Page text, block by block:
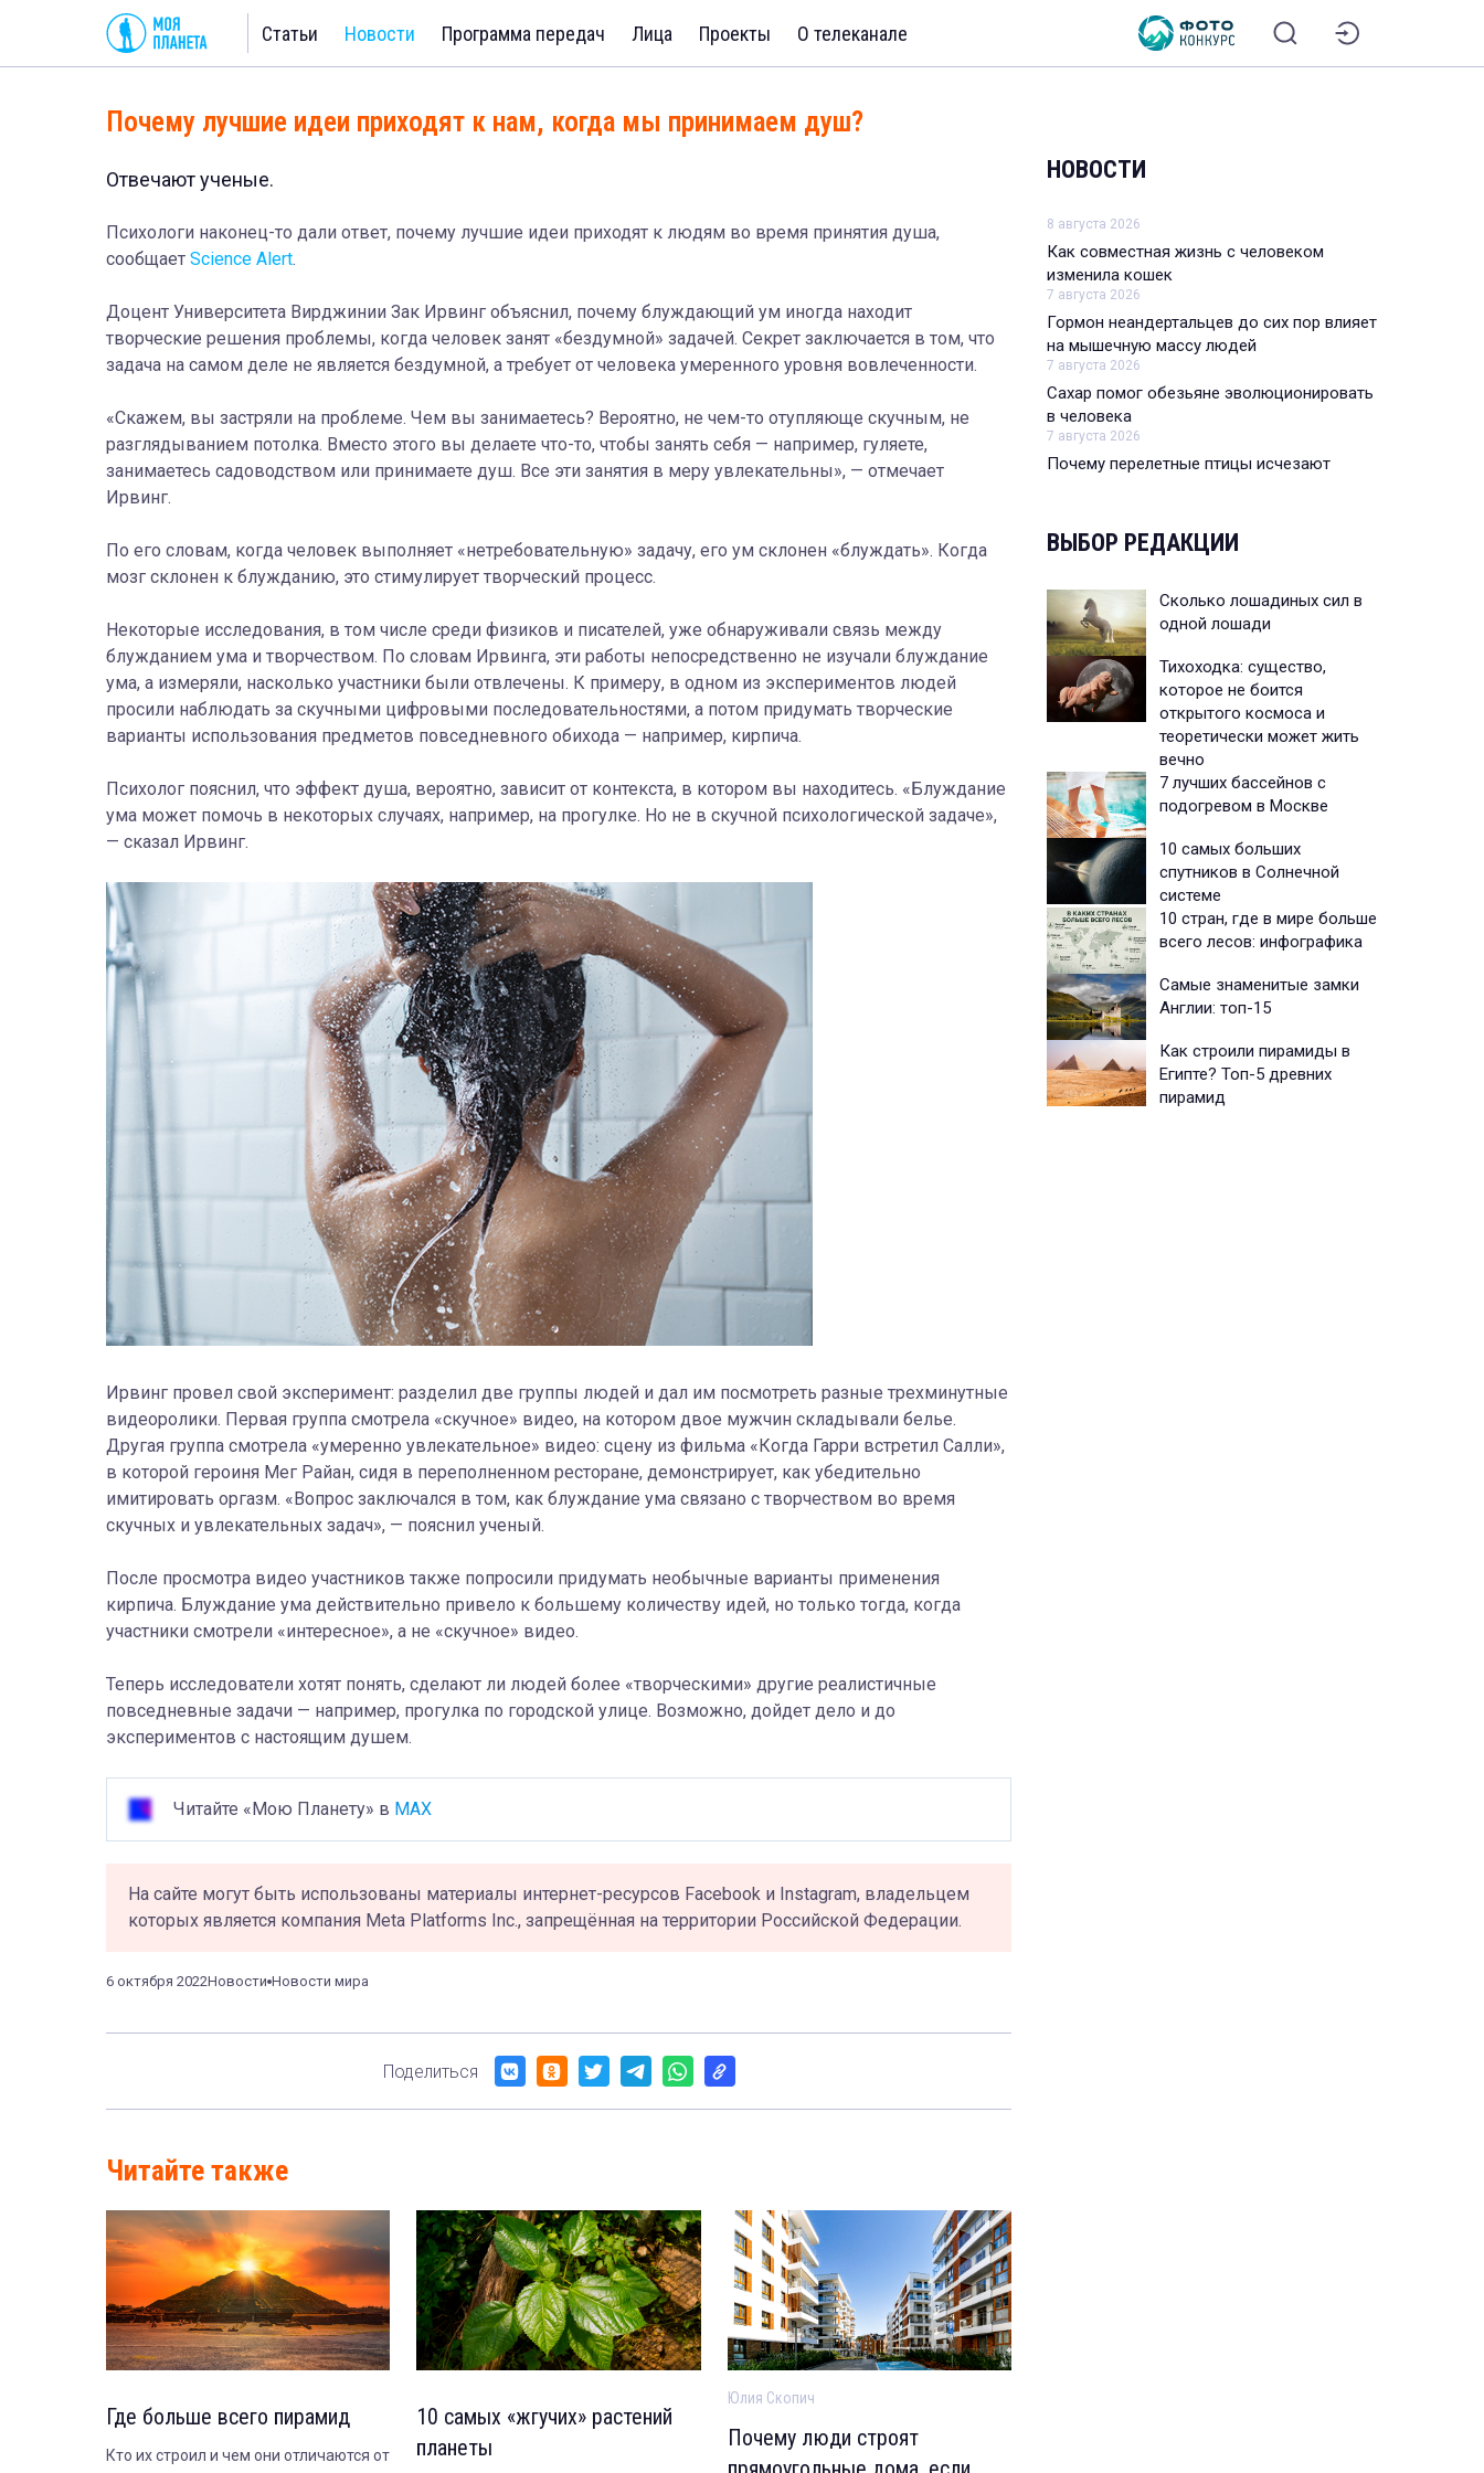
Статьи Новости Программа передач Лица Проекты О телеканале
Почему лучшие идеи приходят к нам, когда мы принимаем душ?
Отвечают ученые.
Психологи наконец-то дали ответ, почему лучшие идеи приходят к людям во время принятия душа,
сообщает Science Alert.
Доцент Университета Вирджинии Зак Ирвинг объяснил, почему блуждающий ум иногда находит
творческие решения проблемы, когда человек занят «бездумной» задачей. Секрет заключается в том, что
задача на самом деле не является бездумной, а требует от человека умеренного уровня вовлеченности.
«Скажем, вы застряли на проблеме. Чем вы занимаетесь? Вероятно, не чем-то отупляюще скучным, не
разглядыванием потолка. Вместо этого вы делаете что-то, чтобы занять себя — например, гуляете,
занимаетесь садоводством или принимаете душ. Все эти занятия в меру увлекательны», — отмечает
Ирвинг.
По его словам, когда человек выполняет «нетребовательную» задачу, его ум склонен «блуждать». Когда
мозг склонен к блужданию, это стимулирует творческий процесс.
Некоторые исследования, в том числе среди физиков и писателей, уже обнаруживали связь между
блужданием ума и творчеством. По словам Ирвинга, эти работы непосредственно не изучали блуждание
ума, а измеряли, насколько участники были отвлечены. К примеру, в одном из экспериментов людей
просили наблюдать за скучными цифровыми последовательностями, а потом придумать творческие
варианты использования предметов повседневного обихода — например, кирпича.
Психолог пояснил, что эффект душа, вероятно, зависит от контекста, в котором вы находитесь. «Блуждание
ума может помочь в некоторых случаях, например, на прогулке. Но не в скучной психологической задаче»,
— сказал Ирвинг.
Ирвинг провел свой эксперимент: разделил две группы людей и дал им посмотреть разные трехминутные
видеоролики. Первая группа смотрела «скучное» видео, на котором двое мужчин складывали белье.
Другая группа смотрела «умеренно увлекательное» видео: сцену из фильма «Когда Гарри встретил Салли»,
в которой героиня Мег Райан, сидя в переполненном ресторане, демонстрирует, как убедительно
имитировать оргазм. «Вопрос заключался в том, как блуждание ума связано с творчеством во время
скучных и увлекательных задач», — пояснил ученый.
После просмотра видео участников также попросили придумать необычные варианты применения
кирпича. Блуждание ума действительно привело к большему количеству идей, но только тогда, когда
участники смотрели «интересное», а не «скучное» видео.
Теперь исследователи хотят понять, сделают ли людей более «творческими» другие реалистичные
повседневные задачи — например, прогулка по городской улице. Возможно, дойдет дело и до
экспериментов с настоящим душем.
Читайте «Мою Планету» в MAX
На сайте могут быть использованы материалы интернет-ресурсов Facebook и Instagram, владельцем
которых является компания Meta Platforms Inc., запрещённая на территории Российской Федерации.
6 октября 2022Новости Новости мира
Поделиться
Читайте также
Где больше всего пирамид
Кто их строил и чем они отличаются от
10 самых «жгучих» растений
планеты
Юлия Скопич
Почему люди строят
НОВОСТИ
8 августа 2026
Как совместная жизнь с человеком
изменила кошек
7 августа 2026
Гормон неандертальцев до сих пор влияет
на мышечную массу людей
7 августа 2026
Сахар помог обезьяне эволюционировать
в человека
7 августа 2026
Почему перелетные птицы исчезают
ВЫБОР РЕДАКЦИИ
Сколько лошадиных сил в
одной лошади
Тихоходка: существо,
которое не боится
открытого космоса и
теоретически может жить
вечно
7 лучших бассейнов с
подогревом в Москве
10 самых больших
спутников в Солнечной
системе
10 стран, где в мире больше
всего лесов: инфографика
Самые знаменитые замки
Англии: топ-15
Как строили пирамиды в
Египте? Топ-5 древних
пирамид